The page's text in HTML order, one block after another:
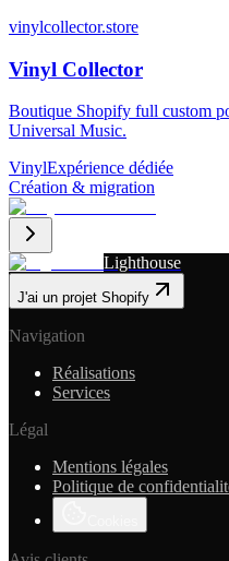
vinylcollector.store
Vinyl Collector
Boutique Shopify full custom
Universal Music.
VinylExpérience dédiée
Création & migration
Lighthouse
J'ai un projet Shopify
Navigation
Réalisations
Services
Légal
Mentions légales
Politique de